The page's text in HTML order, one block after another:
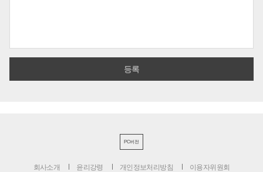
PC버전
회사소개 윤리강령 개인정보처리방침 이용자위원회